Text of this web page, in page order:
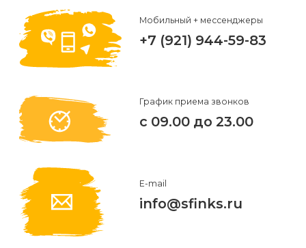
Эпиляция
воском
Шугаринг
Мужская
депиляция
дизайн
Мастера
Отзывы
Материалы
и
Оборудование
Партнерство
Фото
Видео
Вопросы-
ответы
Блог
Форум
ВАЖНО
к
процедуре
эпиляции
или
сахаром
Эпиляция
Мобильный + мессенджеры
+7 (921) 944-59-83
График приема звонков
с 09.00 до 23.00
E-mail
info@sfinks.ru